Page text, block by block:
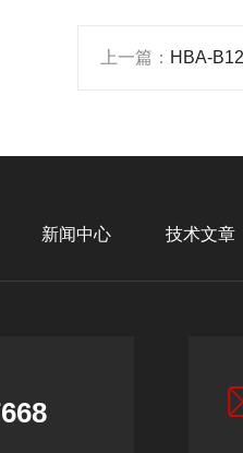
上一篇： HBA-
新闻中心 技术文章